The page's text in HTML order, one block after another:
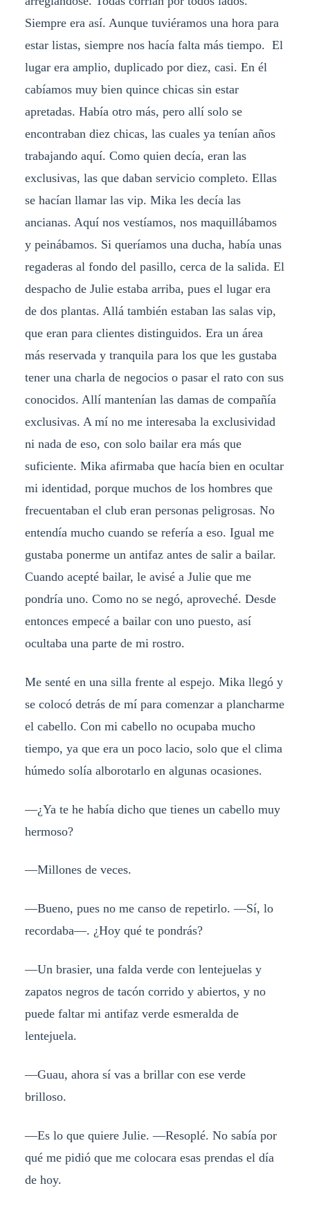
Siempre era así. Aunque tuviéramos una hora para
estar listas, siempre nos hacía falta más tiempo. El
lugar era amplio, duplicado por diez, casi. En él
cabíamos muy bien quince chicas sin estar
apretadas. Había otro más, pero allí solo se
encontraban diez chicas, las cuales ya tenían años
trabajando aquí. Como quien decía, eran las
exclusivas, las que daban servicio completo. Ellas
se hacían llamar las vip. Mika les decía las
ancianas. Aquí nos vestíamos, nos maquillábamos
y peinábamos. Si queríamos una ducha, había unas
regaderas al fondo del pasillo, cerca de la salida. El
despacho de Julie estaba arriba, pues el lugar era
de dos plantas. Allá también estaban las salas vip,
que eran para clientes distinguidos. Era un área
más reservada y tranquila para los que les gustaba
tener una charla de negocios o pasar el rato con sus
conocidos. Allí mantenían las damas de compañía
exclusivas. A mí no me interesaba la exclusividad
ni nada de eso, con solo bailar era más que
suficiente. Mika afirmaba que hacía bien en ocultar
mi identidad, porque muchos de los hombres que
frecuentaban el club eran personas peligrosas. No
entendía mucho cuando se refería a eso. Igual me
gustaba ponerme un antifaz antes de salir a bailar.
Cuando acepté bailar, le avisé a Julie que me
pondría uno. Como no se negó, aproveché. Desde
entonces empecé a bailar con uno puesto, así
ocultaba una parte de mi rostro.
Me senté en una silla frente al espejo. Mika llegó y
se colocó detrás de mí para comenzar a plancharme
el cabello. Con mi cabello no ocupaba mucho
tiempo, ya que era un poco lacio, solo que el clima
húmedo solía alborotarlo en algunas ocasiones.
—¿Ya te he había dicho que tienes un cabello muy
hermoso?
—Millones de veces.
—Bueno, pues no me canso de repetirlo. —Sí, lo
recordaba—. ¿Hoy qué te pondrás?
—Un brasier, una falda verde con lentejuelas y
zapatos negros de tacón corrido y abiertos, y no
puede faltar mi antifaz verde esmeralda de
lentejuela.
—Guau, ahora sí vas a brillar con ese verde
brilloso.
—Es lo que quiere Julie. —Resoplé. No sabía por
qué me pidió que me colocara esas prendas el día
de hoy.